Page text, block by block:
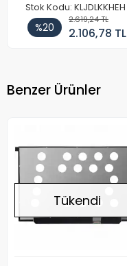
Stok Kodu: KLJDLKKHEH
%20
2.619,24 TL
2.106,78 TL
Benzer Ürünler
Tükendi